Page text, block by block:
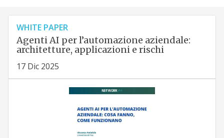
WHITE PAPER
Agenti AI per l’automazione aziendale:
architetture, applicazioni e rischi
17 Dic 2025